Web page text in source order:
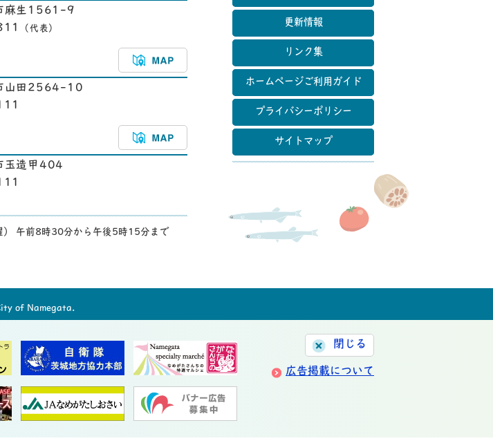
麻生1561-9
（代表）
山田2564-10
造甲404
） 午前8時30分から午後5時15分まで
更新情報
リンク集
ホームページご利用ガイド
プライバシーポリシー
サイトマップ
of Namegata.
閉じる
広告掲載について